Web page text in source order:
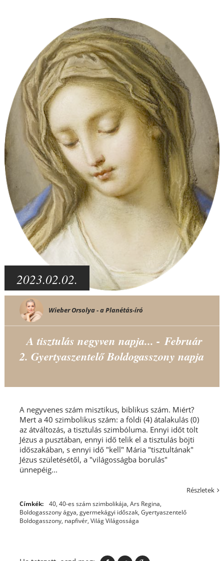
2023.02.02.
Wieber Orsolya - a Planétás-író
A tisztulás negyven napja... - Február
2. Gyertyaszentelő Boldogasszony napja
A negyvenes szám misztikus, biblikus szám. Miért?
Mert a 40 szimbolikus szám: a földi (4) átalakulás (0)
az átváltozás, a tisztulás szimbóluma. Ennyi időt tölt
Jézus a pusztában, ennyi idő telik el a tisztulás böjti
időszakában, s ennyi idő "kell" Mária "tisztultának"
Jézus születésétől, a "világosságba borulás"
ünnepéig...
Részletek
Címkék: 40, 40-es szám szimbolikája, Ars Regina,
Boldogasszony ágya, gyermekágyi időszak, Gyertyaszentelő
Boldogasszony, napfivér, Világ Világossága